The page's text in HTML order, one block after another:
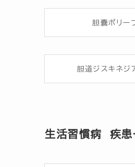
胆嚢ポリー
胆道ジスキネジ
生活習慣病 疾患